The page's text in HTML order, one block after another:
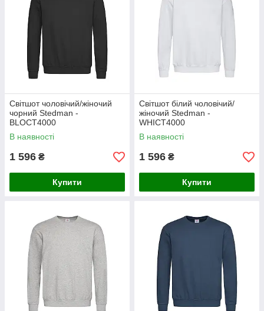
Світшот чоловічий/жіночий
чорний Stedman -
BLOCT4000
В наявності
1 596 ₴
Купити
Світшот білий чоловічий/
жіночий Stedman -
WHICТ4000
В наявності
1 596 ₴
Купити